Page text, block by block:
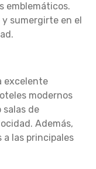
emblemáticos.
y sumergirte en el
excelente
modernos
salas de
Además,
a las principales